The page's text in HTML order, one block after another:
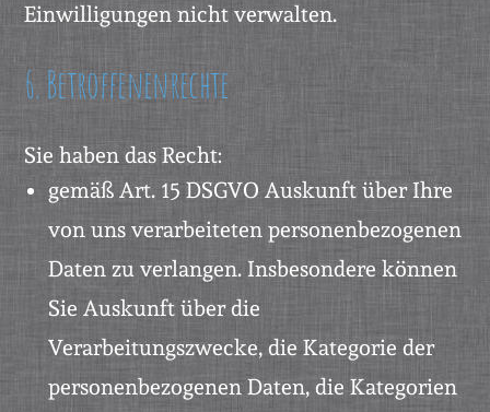
Einwilligungen nicht verwalten.
6. Betroffenenrechte
Sie haben das Recht:
gemäß Art. 15 DSGVO Auskunft über Ihre
von uns verarbeiteten personenbezogenen
Daten zu verlangen. Insbesondere können
Sie Auskunft über die
Verarbeitungszwecke, die Kategorie der
personenbezogenen Daten, die Kategorien